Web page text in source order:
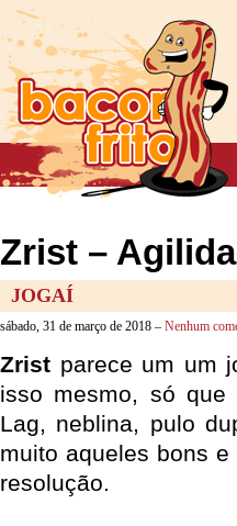
Zrist –
JOGAÍ
sábado, 31 de março de 2018 – Nenhum
Zrist parece um um
isso mesmo, só
Lag, neblina, pulo
muito aqueles bons e
resolução.